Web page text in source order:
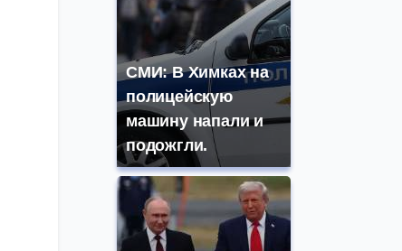
СМИ: В Химках на
полицейскую
машину напали и
подожгли.